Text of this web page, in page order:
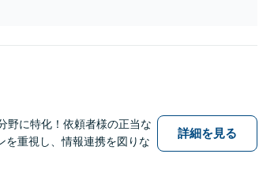
野に特化！依頼者様の正当な
を重視し、情報連携を図りな
詳細を見る